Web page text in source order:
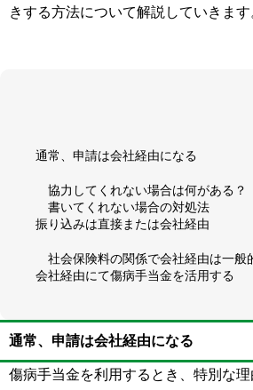
きする方法について解説していきます
通常、申請は会社経由になる
協力してくれない場合は何がある？
書いてくれない場合の対処法
振り込みは直接または会社経由
社会保険料の関係で会社経由は一般
会社経由にて傷病手当金を活用する
通常、申請は会社経由になる
傷病手当金を利用するとき、特別な